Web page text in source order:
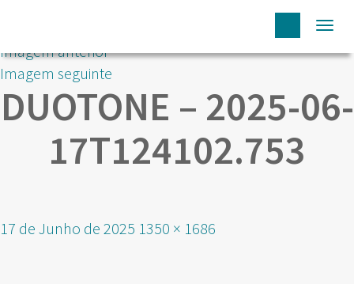
Imagem anterior
Imagem seguinte
DUOTONE – 2025-06-
17T124102.753
Publicado
17 de Junho de 2025 Tamanho
1350 × 1686